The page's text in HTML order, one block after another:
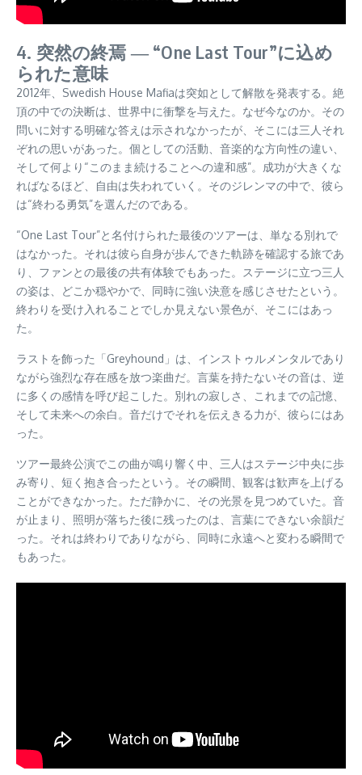
4. 突然の終焉 ― “One Last Tour”に込め
られた意味
2012年、Swedish House Mafiaは突如として解散を発表する。絶
頂の中での決断は、世界中に衝撃を与えた。なぜ今なのか。その
問いに対する明確な答えは示されなかったが、そこには三人それ
ぞれの思いがあった。個としての活動、音楽的な方向性の違い、
そして何より“このまま続けることへの違和感”。成功が大きくな
ればなるほど、自由は失われていく。そのジレンマの中で、彼ら
は“終わる勇気”を選んだのである。
“One Last Tour”と名付けられた最後のツアーは、単なる別れで
はなかった。それは彼ら自身が歩んできた軌跡を確認する旅であ
り、ファンとの最後の共有体験でもあった。ステージに立つ三人
の姿は、どこか穏やかで、同時に強い決意を感じさせたという。
終わりを受け入れることでしか見えない景色が、そこにはあっ
た。
ラストを飾った「Greyhound」は、インストゥルメンタルであり
ながら強烈な存在感を放つ楽曲だ。言葉を持たないその音は、逆
に多くの感情を呼び起こした。別れの寂しさ、これまでの記憶、
そして未来への余白。音だけでそれを伝えきる力が、彼らにはあ
った。
ツアー最終公演でこの曲が鳴り響く中、三人はステージ中央に歩
み寄り、短く抱き合ったという。その瞬間、観客は歓声を上げる
ことができなかった。ただ静かに、その光景を見つめていた。音
が止まり、照明が落ちた後に残ったのは、言葉にできない余韻だ
った。それは終わりでありながら、同時に永遠へと変わる瞬間で
もあった。